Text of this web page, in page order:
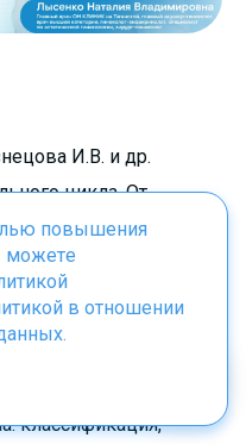
И.В. и др.
цикла. От
к грамотному
разбор в общей
DOI:
М.А. Нарушения
классификация,
повышения
можете
в отношении
.